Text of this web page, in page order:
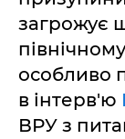
загрожує
особливо
в інтерв'ю
ВРУ з